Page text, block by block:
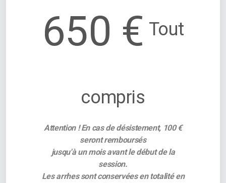
650 € Tout
compris
Attention ! En cas de désistement, 100 €
seront remboursés
jusqu'à un mois avant le début de la
session.
Les arrhes sont conservées en totalité en